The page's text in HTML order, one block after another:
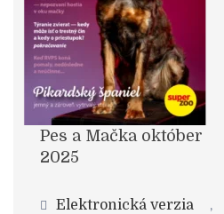
Pes a Mačka október
2025
Elektronická verzia ,